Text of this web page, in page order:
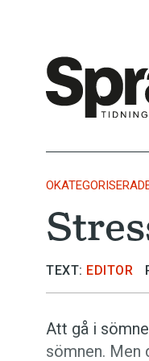
TEXT: EDITOR
Att gå i
sömnen. Men